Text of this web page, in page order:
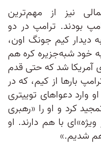
نیز از مهم‌ترین
بودند. ترامپ در دو
دیدار کیم جونگ اون،
خود شبه‌جزیره کره هم
آمریکا شد که حتی قدم
بارها از کیم، که در
وارد دعواهای توییتری
کرد و او ‌را «رهبری
با هم دارند. او
شدیم.»